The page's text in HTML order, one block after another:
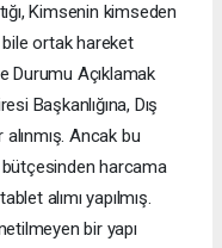
Kimsenin kimseden
bile ortak hareket
Durumu Açıklamak
Başkanlığına, Dış
Ancak bu
harcama
alımı yapılmış.
bir yapı